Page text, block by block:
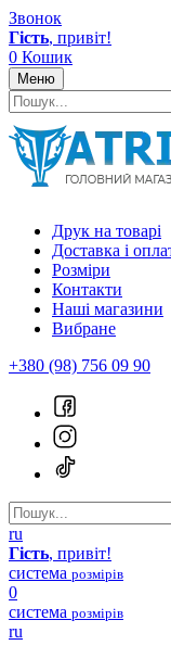
Звонок
Гість, привіт!
0 Кошик
Меню
Друк на товарі
Доставка і
Розміри
Контакти
Наші магазини
Вибране
+380 (98) 756 09 90
ru
Гість, привіт!
система розмірів
0
система розмірів
ru